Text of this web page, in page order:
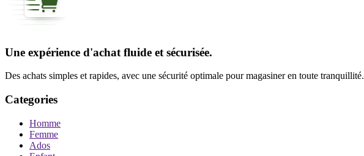
Une expérience d'achat fluide et sécurisée.
Des achats simples et rapides, avec une sécurité optimale pour magasiner en toute tranquillité.
Categories
Homme
Femme
Ados